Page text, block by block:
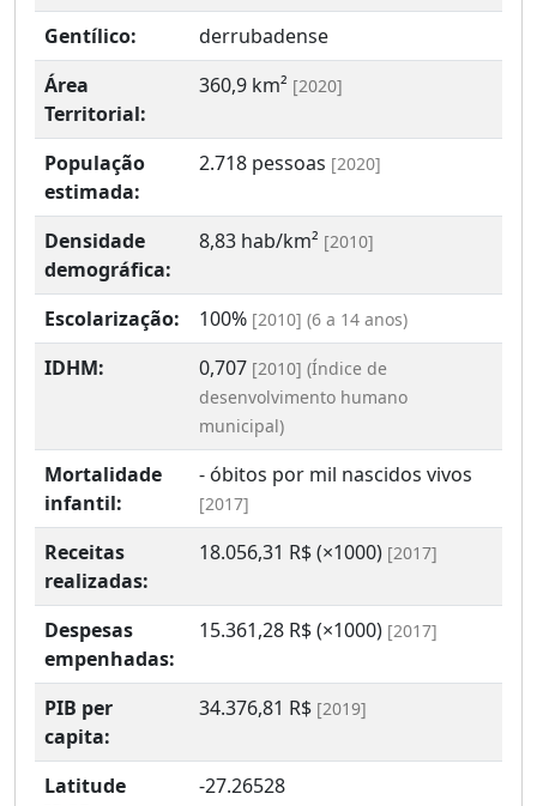
Gentílico:
derrubadense
Área
Territorial:
360,9 km² [2020]
População
estimada:
2.718 pessoas [2020]
Densidade
demográfica:
8,83 hab/km² [2010]
Escolarização: 100% [2010] (6 a 14 anos)
IDHM: 0,707 [2010] (Índice de
desenvolvimento humano
municipal)
Mortalidade
infantil:
- óbitos por mil nascidos vivos
[2017]
Receitas
realizadas:
18.056,31 R$ (×1000) [2017]
Despesas
empenhadas:
15.361,28 R$ (×1000) [2017]
PIB per
capita:
34.376,81 R$ [2019]
Latitude
-27.26528